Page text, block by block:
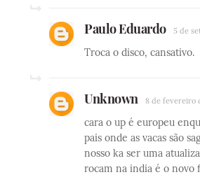
Paulo Eduardo 5 de
Troca o disco, cansativo.
Unknown 8 de fevereiro
cara o up é europeu
pais onde as vacas são
nosso ka ser uma
rocam na india é o novo